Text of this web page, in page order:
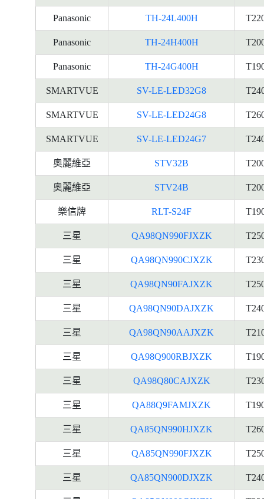
Panasonic TH-24L400H
Panasonic TH-24H400H
Panasonic TH-24G400H
SMARTVUE SV-LE-LED32G8
SMARTVUE SV-LE-LED24G8
SMARTVUE SV-LE-LED24G7
奧麗維亞 STV32B
奧麗維亞 STV24B
樂信牌 RLT-S24F
三星 QA98QN990FJXZK
三星 QA98QN990CJXZK
三星 QA98QN90FAJXZK
三星 QA98QN90DAJXZK
三星 QA98QN90AAJXZK
三星 QA98Q900RBJXZK
三星 QA98Q80CAJXZK
三星 QA88Q9FAMJXZK
三星 QA85QN990HJXZK
三星 QA85QN990FJXZK
三星 QA85QN900DJXZK